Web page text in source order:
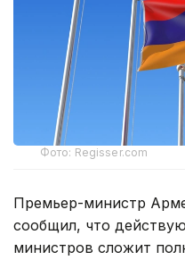
Фото: Regisser.com
Премьер-министр
сообщил, что
министров сложит